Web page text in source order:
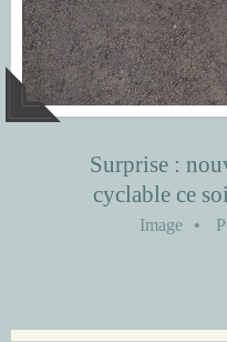
Surprise :
cyclable ce
Image •